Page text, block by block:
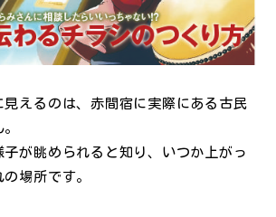
えるのは、赤間宿に実際にある古民
子が眺められると知り、いつか上がっ
場所です。